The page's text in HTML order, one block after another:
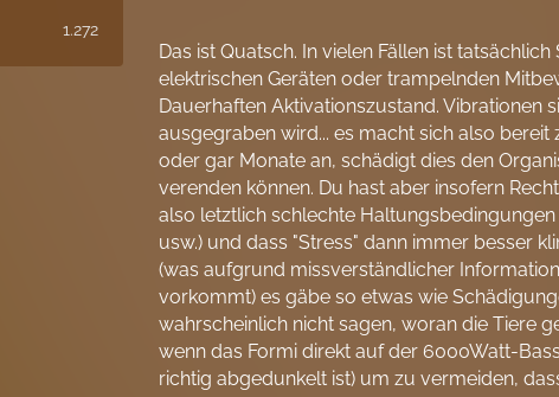
1.272
Das ist Quatsch. In vielen Fällen ist
elektrischen Geräten oder trampelnden
Dauerhaften Aktivationszustand. Vibrationen
ausgegraben wird... es macht sich also
oder gar Monate an, schädigt dies den
verenden können. Du hast aber insofern
also letztlich schlechte
usw.) und dass "Stress" dann immer besser
(was aufgrund missverständlicher
vorkommt) es gäbe so etwas wie
wahrscheinlich nicht sagen, woran die Tiere
wenn das Formi direkt auf der 6000Watt-
richtig abgedunkelt ist) um zu vermeiden,